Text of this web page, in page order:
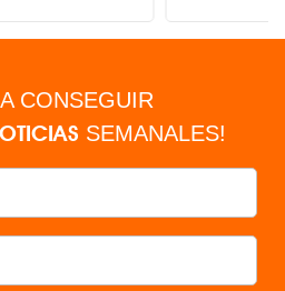
CONSEGUIR
SEMANALES!